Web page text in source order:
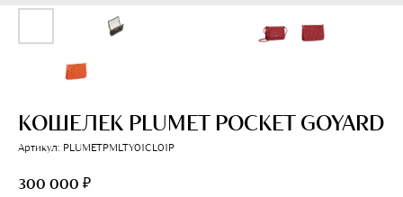
КОШЕЛЕК PLUMET POCKET GOYARD
Артикул: PLUMETPMLTY01CL01P
300 000 ₽